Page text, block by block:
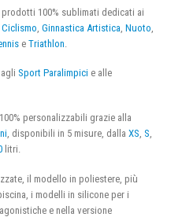
100% sublimati dedicati ai
Ciclismo Ginnastica Artistica Nuoto
e Triathlon
Sport Paralimpici e alle
personalizzabili grazie alla
, disponibili in 5 misure, dalla XS, S,
litri.
il modello in poliestere, più
i modelli in silicone per i
e nella versione